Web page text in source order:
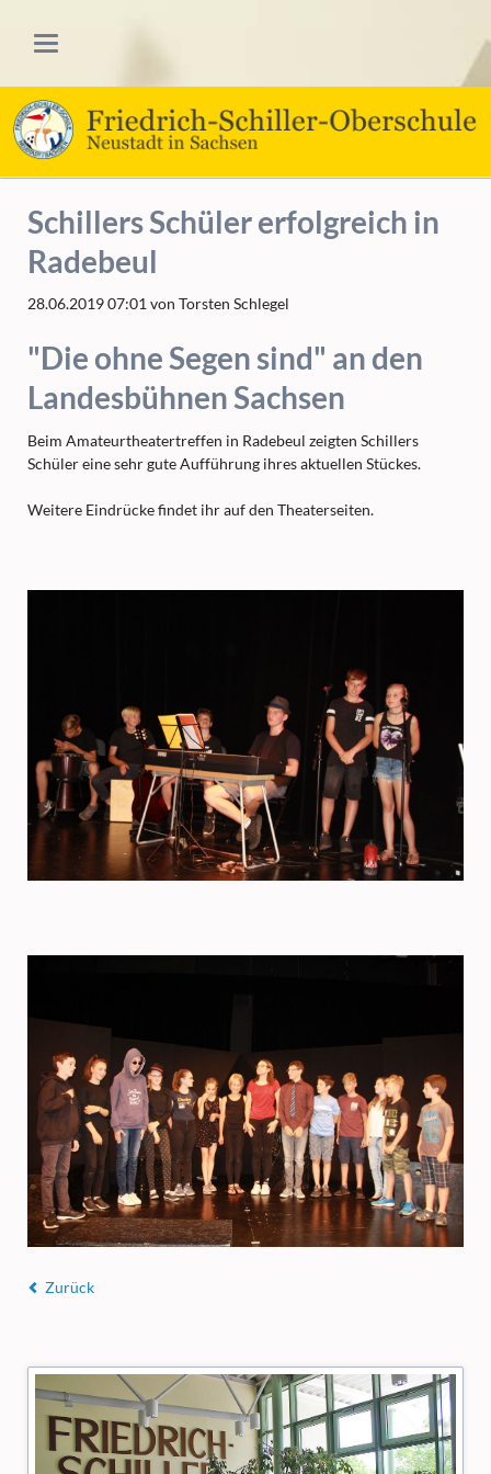
Schillers Schüler erfolgreich in
Radebeul
28.06.2019 07:01 von Torsten Schlegel
"Die ohne Segen sind" an den
Landesbühnen Sachsen
Beim Amateurtheatertreffen in Radebeul zeigten Schillers
Schüler eine sehr gute Aufführung ihres aktuellen Stückes.
Weitere Eindrücke findet ihr auf den Theaterseiten.
Zurück